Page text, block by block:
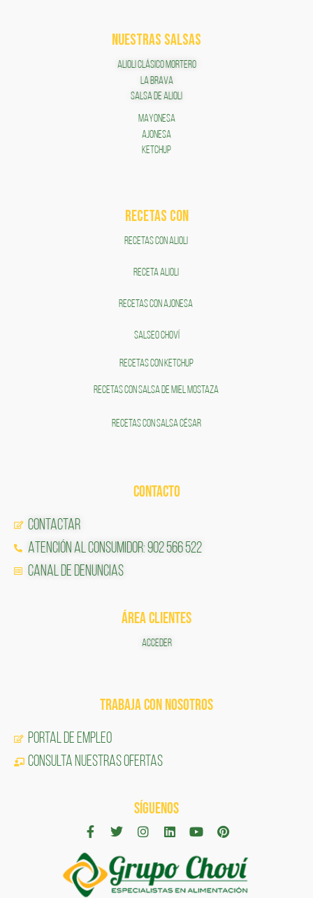
NUESTRAS SALSAS
ALIOLI CLÁSICO MORTERO
LA BRAVA
SALSA DE ALIOLI
MAYONESA
AJONESA
KETCHUP
RECETAS COn
RECETAS CON ALIOLI
RECETA ALIOLI
RECETAS CON AJONESA
SALSEO CHOVÍ
RECETAS CON KETCHUP
RECETAS CON SALSA DE MIEL MOSTAZA
RECETAS CON SALSA CÉSAR
CONTACTO
Contactar
Atención al Consumidor: 902 566 522
Canal de Denuncias
ÁREA CLIENTES
ACCEDER
TRABAJA CON NOSOTROS
Portal de Empleo
CONSULTA NUESTRAS OFERTAS
SÍGUENOS